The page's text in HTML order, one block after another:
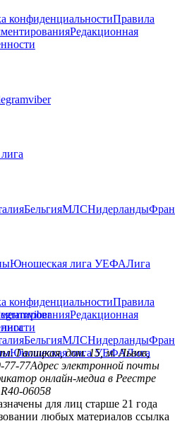
конфиденциальностиПравила
Редакционная
viber
БельгияМЛСНидерланды
Юношеская лига УЕФАЛига
конфиденциальностиПравила
Редакционная
viber
БельгияМЛСНидерланды
Юношеская лига УЕФАЛига
пл. Галицкая, дом. 15, м. Львов,
77-77Адрес электронной почты
онлайн-медиа в Реестре
06058
для лиц старше 21 года
любых материалов ссылка